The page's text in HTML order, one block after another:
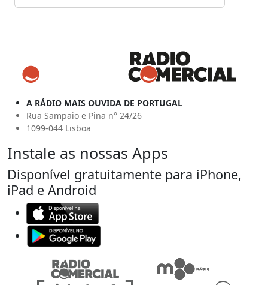
A RÁDIO MAIS OUVIDA DE PORTUGAL
Rua Sampaio e Pina n° 24/26
1099-044 Lisboa
Instale as nossas Apps
Disponível gratuitamente para iPhone,
iPad e Android